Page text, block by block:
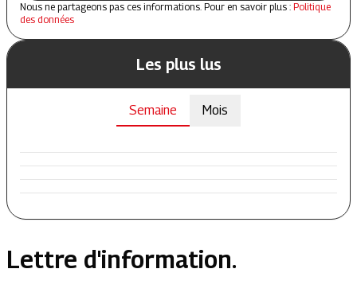
Nous ne partageons pas ces informations. Pour en savoir plus : Politique
des données
Les plus lus
Semaine Mois
Lettre d'information.